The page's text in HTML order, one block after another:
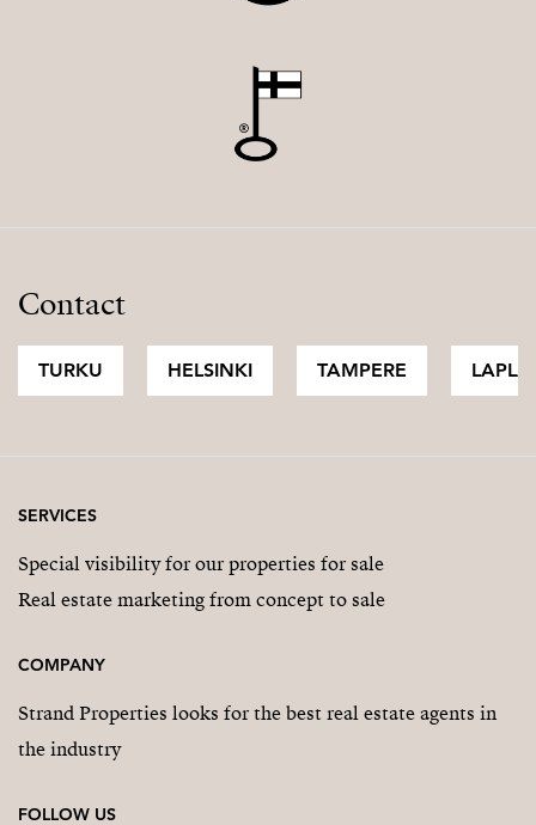
Contact
TURKU HELSINKI TAMPERE
SERVICES
Special visibility for our properties for sale
Real estate marketing from concept to sale
COMPANY
Strand Properties looks for the best real estate agents in
the industry
FOLLOW US